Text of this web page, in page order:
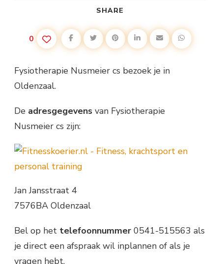
SHARE
0
Fysiotherapie Nusmeier cs bezoek je in
Oldenzaal.
De adresgegevens van Fysiotherapie
Nusmeier cs zijn:
Jan Jansstraat 4
7576BA Oldenzaal
Bel op het telefoonnummer 0541-515563 als
je direct een afspraak wil inplannen of als je
vragen hebt.